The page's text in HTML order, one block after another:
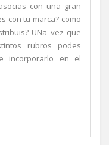
con una gran
con tu marca? como
UNa vez que
rubros podes
incorporarlo en el